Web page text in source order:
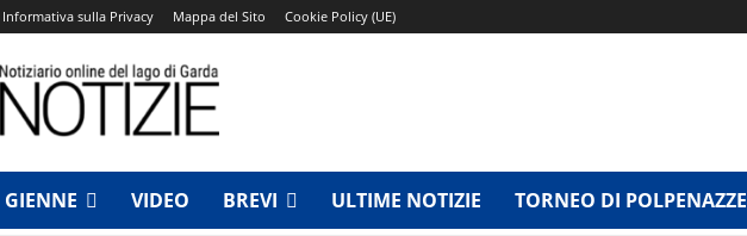
Informativa sulla Privacy Mappa del Sito Cookie Policy (UE)
GIENNE VIDEO BREVI ULTIME NOTIZIE TORNEO DI POLPENAZZE